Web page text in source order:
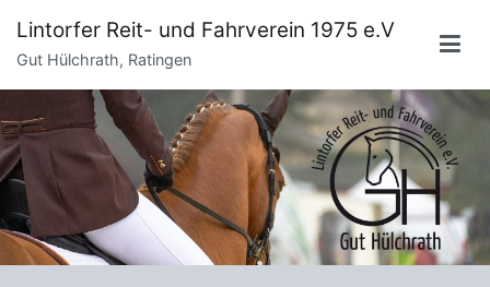
Inhalt
springen
Lintorfer Reit- und Fahrverein 1975 e.V
Gut Hülchrath, Ratingen